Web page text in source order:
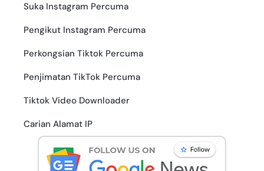
Suka Instagram Percuma
Pengikut Instagram Percuma
Perkongsian Tiktok Percuma
Penjimatan TikTok Percuma
Tiktok Video Downloader
Carian Alamat IP